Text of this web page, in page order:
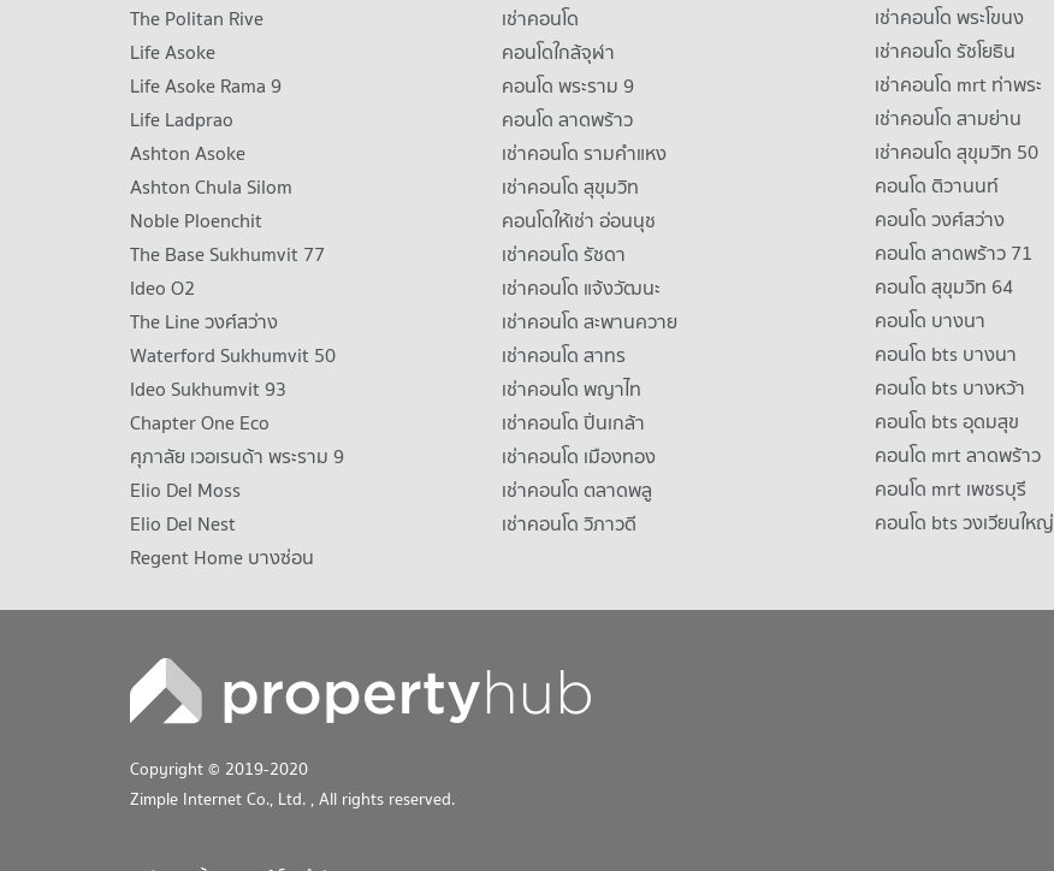
The Politan Rive
Life Asoke
Life Asoke Rama 9
Life Ladprao
Ashton Asoke
Ashton Chula Silom
Noble Ploenchit
The Base Sukhumvit 77
Ideo O2
The Line วงศ์สว่าง
Waterford Sukhumvit 50
Ideo Sukhumvit 93
Chapter One Eco
ศุภาลัย เวอเรนด้า พระราม 9
Elio Del Moss
Elio Del Nest
Regent Home บางซ่อน
เช่าคอนโด
คอนโดใกล้จุฬา
คอนโด พระราม 9
คอนโด ลาดพร้าว
เช่าคอนโด รามคําแหง
เช่าคอนโด สุขุมวิท
คอนโดให้เช่า อ่อนนุช
เช่าคอนโด รัชดา
เช่าคอนโด แจ้งวัฒนะ
เช่าคอนโด สะพานควาย
เช่าคอนโด สาทร
เช่าคอนโด พญาไท
เช่าคอนโด ปิ่นเกล้า
เช่าคอนโด เมืองทอง
เช่าคอนโด ตลาดพลู
เช่าคอนโด วิภาวดี
เช่าคอนโด พระโขนง
เช่าคอนโด รัชโยธิน
เช่าคอนโด mrt ท่าพระ
เช่าคอนโด สามย่าน
เช่าคอนโด สุขุมวิท 50
คอนโด ติวานนท์
คอนโด วงศ์สว่าง
คอนโด ลาดพร้าว 71
คอนโด สุขุมวิท 64
คอนโด บางนา
คอนโด bts บางนา
คอนโด bts บางหว้า
คอนโด bts อุดมสุข
คอนโด mrt ลาดพร้าว
คอนโด mrt เพชรบุรี
คอนโด bts วงเวียนใหญ่
Copyright © 2019-2020
Zimple Internet Co., Ltd. , All rights reserved.